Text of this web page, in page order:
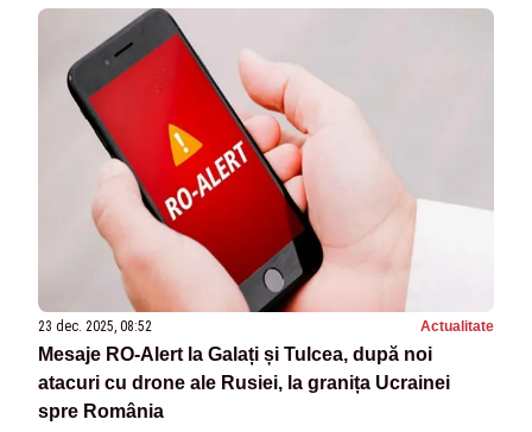
23 dec. 2025, 08:52 Actualitate
Mesaje RO-Alert la Galați și Tulcea, după noi
atacuri cu drone ale Rusiei, la granița Ucrainei
spre România